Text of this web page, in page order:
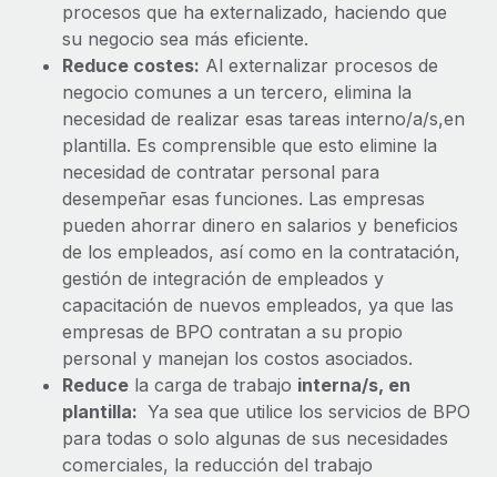
procesos que ha externalizado, haciendo que
su negocio sea más eficiente.
Reduce costes: Al externalizar procesos de
negocio comunes a un tercero, elimina la
necesidad de realizar esas tareas interno/a/s,en
plantilla. Es comprensible que esto elimine la
necesidad de contratar personal para
desempeñar esas funciones. Las empresas
pueden ahorrar dinero en salarios y beneficios
de los empleados, así como en la contratación,
gestión de integración de empleados y
capacitación de nuevos empleados, ya que las
empresas de BPO contratan a su propio
personal y manejan los costos asociados.
Reduce la carga de trabajo interna/s, en
plantilla: Ya sea que utilice los servicios de BPO
para todas o solo algunas de sus necesidades
comerciales, la reducción del trabajo